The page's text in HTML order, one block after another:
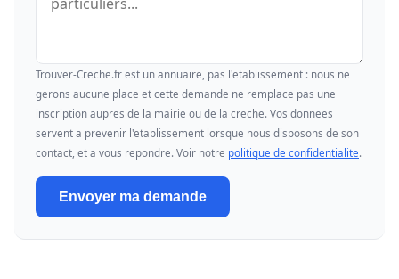
Trouver-Creche.fr est un annuaire, pas l'etablissement : nous ne
gerons aucune place et cette demande ne remplace pas une
inscription aupres de la mairie ou de la creche. Vos donnees
servent a prevenir l'etablissement lorsque nous disposons de son
contact, et a vous repondre. Voir notre politique de confidentialite.
Envoyer ma demande